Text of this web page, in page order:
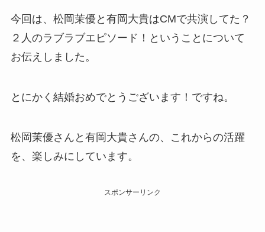
今回は、松岡茉優と有岡大貴はCMで共演してた？
２人のラブラブエピソード！ということについて
お伝えしました。
とにかく結婚おめでとうございます！ですね。
松岡茉優さんと有岡大貴さんの、これからの活躍
を、楽しみにしています。
スポンサーリンク